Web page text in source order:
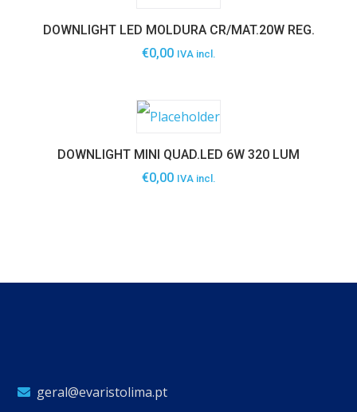
DOWNLIGHT LED MOLDURA CR/MAT.20W REG.
€0,00 IVA incl.
DOWNLIGHT MINI QUAD.LED 6W 320 LUM
€0,00 IVA incl.
geral@evaristolima.pt